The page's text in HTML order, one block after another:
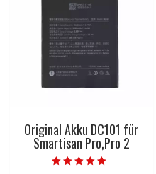
Original Akku DC101 für
Smartisan Pro,Pro 2